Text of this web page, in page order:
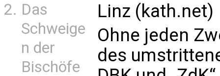
Das
Schweige
n der
Bischöfe
Linz (kath.net)
Ohne jeden
des